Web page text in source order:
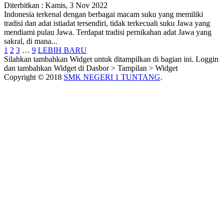
Diterbitkan : Kamis, 3 Nov 2022
Indonesia terkenal dengan berbagai macam suku yang memiliki
tradisi dan adat istiadat tersendiri, tidak terkecuali suku Jawa yang
mendiami pulau Jawa. Terdapat tradisi pernikahan adat Jawa yang
sakral, di mana...
1 2 3 … 9 LEBIH BARU
Silahkan tambahkan Widget untuk ditampilkan di bagian ini. Loggin
dan tambahkan Widget di Dasbor > Tampilan > Widget
Copyright © 2018 SMK NEGERI 1 TUNTANG.